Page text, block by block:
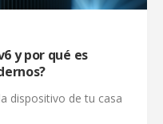
y por qué es
dispositivo de tu casa